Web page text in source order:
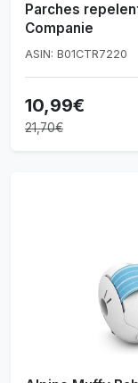
Parches
Companie
ASIN: B01CTR7220
10,99€
21,70€